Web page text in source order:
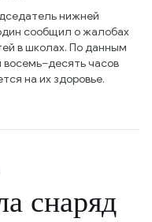
нижней
сообщил о жалобах
в школах. По данным
часов
на их здоровье.
снаряд